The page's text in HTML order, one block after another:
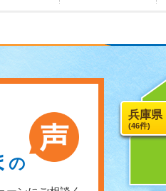
の
兵庫県
(46件)